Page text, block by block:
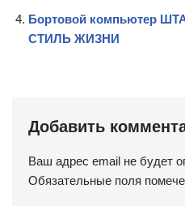
Бортовой компьютер
СТИЛЬ ЖИЗНИ
Добавить
Ваш адрес email не будет
Обязательные поля